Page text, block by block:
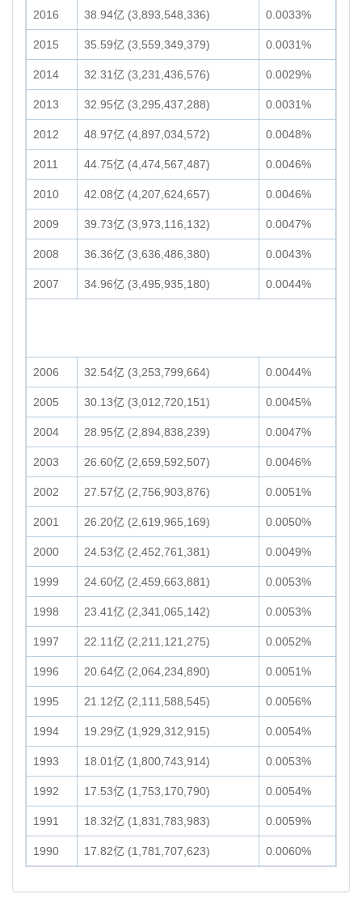
2016 38.94亿 (3,893,548,336) 0.0033%
2015 35.59亿 (3,559,349,379) 0.0031%
2014 32.31亿 (3,231,436,576) 0.0029%
2013 32.95亿 (3,295,437,288) 0.0031%
2012 48.97亿 (4,897,034,572) 0.0048%
2011 44.75亿 (4,474,567,487) 0.0046%
2010 42.08亿 (4,207,624,657) 0.0046%
2009 39.73亿 (3,973,116,132) 0.0047%
2008 36.36亿 (3,636,486,380) 0.0043%
2007 34.96亿 (3,495,935,180) 0.0044%
2006 32.54亿 (3,253,799,664) 0.0044%
2005 30.13亿 (3,012,720,151) 0.0045%
2004 28.95亿 (2,894,838,239) 0.0047%
2003 26.60亿 (2,659,592,507) 0.0046%
2002 27.57亿 (2,756,903,876) 0.0051%
2001 26.20亿 (2,619,965,169) 0.0050%
2000 24.53亿 (2,452,761,381) 0.0049%
1999 24.60亿 (2,459,663,881) 0.0053%
1998 23.41亿 (2,341,065,142) 0.0053%
1997 22.11亿 (2,211,121,275) 0.0052%
1996 20.64亿 (2,064,234,890) 0.0051%
1995 21.12亿 (2,111,588,545) 0.0056%
1994 19.29亿 (1,929,312,915) 0.0054%
1993 18.01亿 (1,800,743,914) 0.0053%
1992 17.53亿 (1,753,170,790) 0.0054%
1991 18.32亿 (1,831,783,983) 0.0059%
1990 17.82亿 (1,781,707,623) 0.0060%